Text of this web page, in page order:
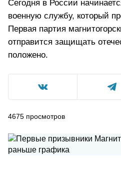
Сегодня в России
военную службу, который
Первая партия
отправится защищать
положено.
4675 просмотров